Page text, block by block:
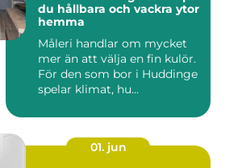
du hållbara och vackra ytor
hemma
Måleri handlar om mycket
mer än att välja en fin kulör.
För den som bor i Huddinge
spelar klimat, hu...
01. jun